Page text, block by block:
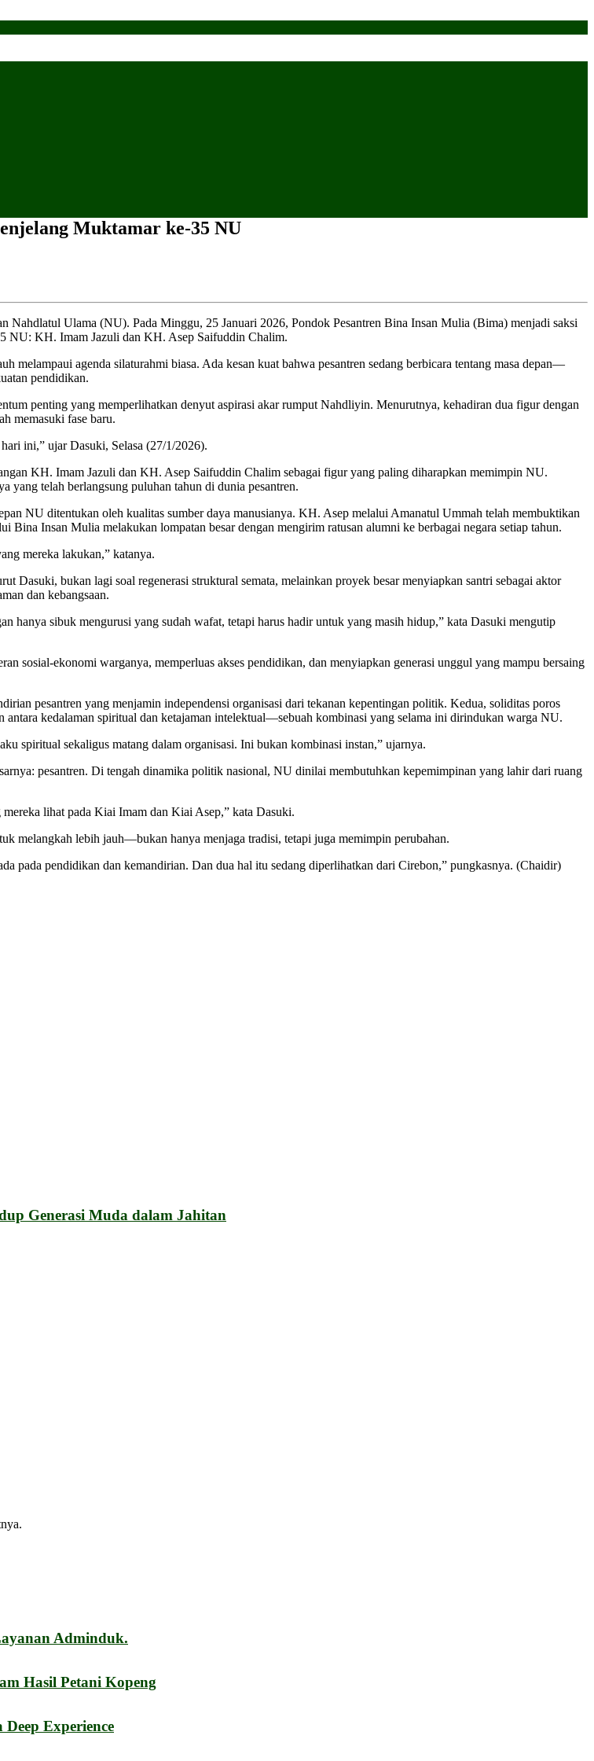
Muktamar ke-35 NU
Ulama (NU). Pada Minggu, 25 Januari 2026, Pondok Pesantren Bina Insan Mulia (Bima) menjadi saksi
NU: KH. Imam Jazuli dan KH. Asep Saifuddin Chalim.
melampaui agenda silaturahmi biasa. Ada kesan kuat bahwa pesantren sedang berbicara tentang masa depan—
pendidikan.
penting yang memperlihatkan denyut aspirasi akar rumput Nahdliyin. Menurutnya, kehadiran dua figur dengan
memasuki fase baru.
ini,” ujar Dasuki, Selasa (27/1/2026).
KH. Imam Jazuli dan KH. Asep Saifuddin Chalim sebagai figur yang paling diharapkan memimpin NU.
yang telah berlangsung puluhan tahun di dunia pesantren.
NU ditentukan oleh kualitas sumber daya manusianya. KH. Asep melalui Amanatul Ummah telah membuktikan
Insan Mulia melakukan lompatan besar dengan mengirim ratusan alumni ke berbagai negara setiap tahun.
mereka lakukan,” katanya.
Dasuki, bukan lagi soal regenerasi struktural semata, melainkan proyek besar menyiapkan santri sebagai aktor
dan kebangsaan.
sibuk mengurusi yang sudah wafat, tetapi harus hadir untuk yang masih hidup,” kata Dasuki mengutip
sosial-ekonomi warganya, memperluas akses pendidikan, dan menyiapkan generasi unggul yang mampu bersaing
pesantren yang menjamin independensi organisasi dari tekanan kepentingan politik. Kedua, soliditas poros
kedalaman spiritual dan ketajaman intelektual—sebuah kombinasi yang selama ini dirindukan warga NU.
spiritual sekaligus matang dalam organisasi. Ini bukan kombinasi instan,” ujarnya.
pesantren. Di tengah dinamika politik nasional, NU dinilai membutuhkan kepemimpinan yang lahir dari ruang
lihat pada Kiai Imam dan Kiai Asep,” kata Dasuki.
melangkah lebih jauh—bukan hanya menjaga tradisi, tetapi juga memimpin perubahan.
pada pendidikan dan kemandirian. Dan dua hal itu sedang diperlihatkan dari Cirebon,” pungkasnya. (Chaidir)
Generasi Muda dalam Jahitan
Adminduk.
Hasil Petani Kopeng
Experience